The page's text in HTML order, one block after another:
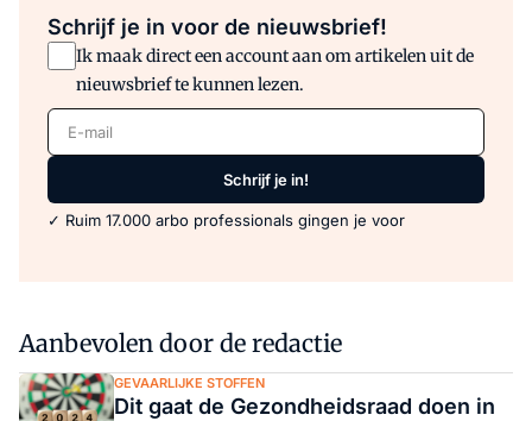
Schrijf je in voor de nieuwsbrief!
Ik maak direct een account aan om artikelen uit de
nieuwsbrief te kunnen lezen.
E-mail
Schrijf je in!
✓ Ruim 17.000 arbo professionals gingen je voor
Aanbevolen door de redactie
GEVAARLIJKE STOFFEN
Dit gaat de Gezondheidsraad doen in